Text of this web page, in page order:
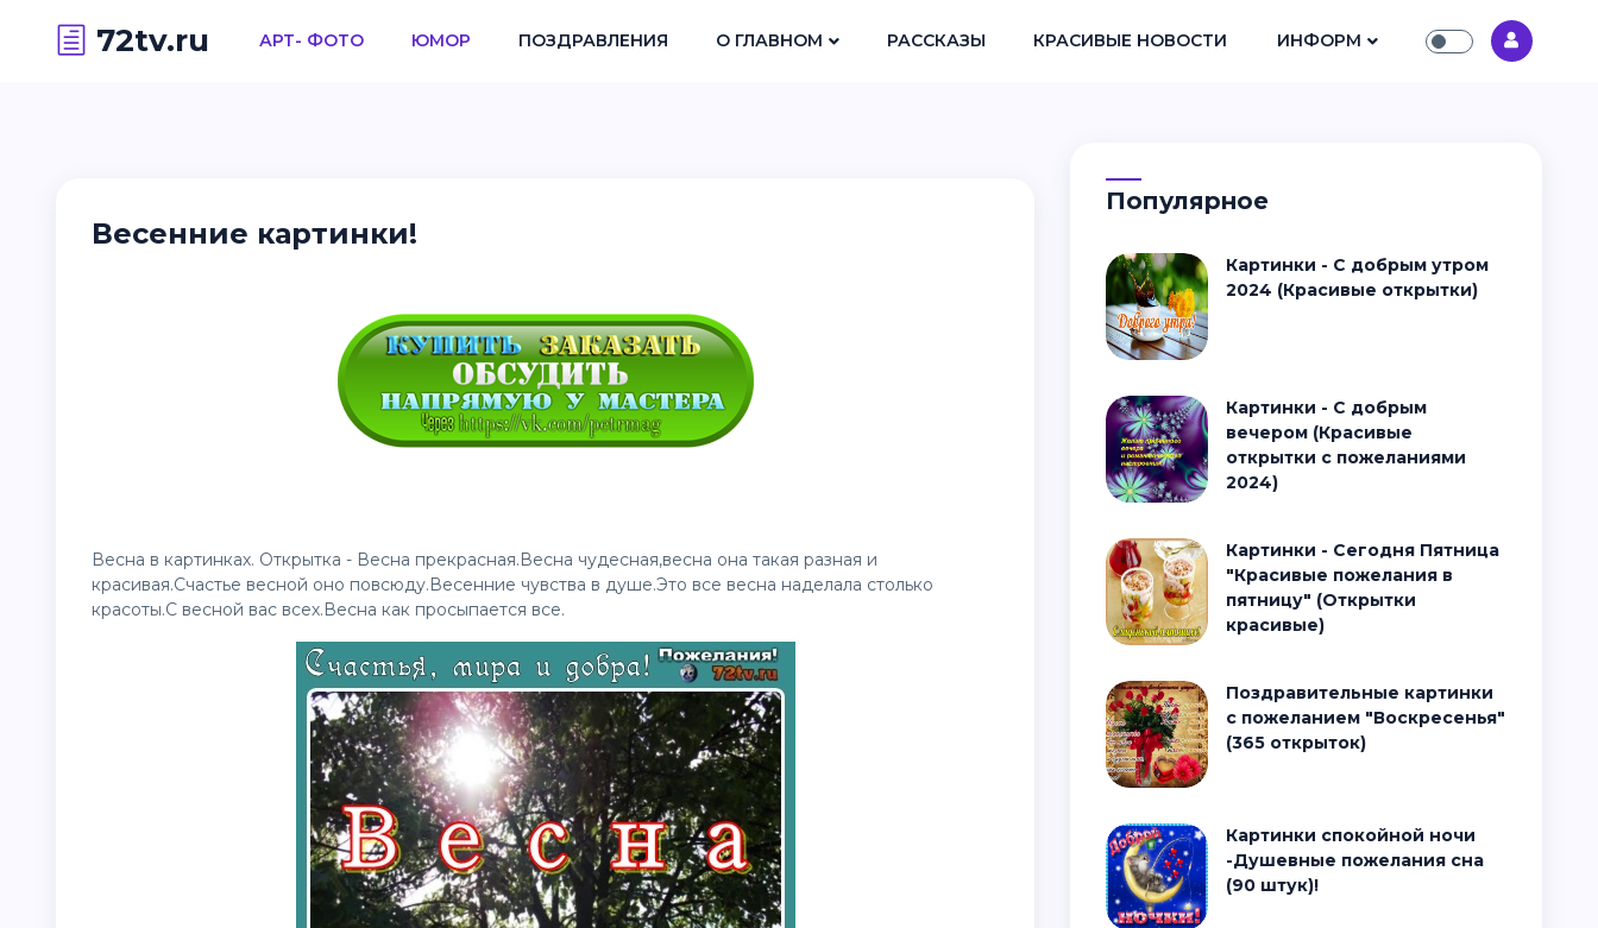
72tv.ru АРТ- ФОТО ЮМОР ПОЗДРАВЛЕНИЯ О ГЛАВНОМ РАССКАЗЫ КРАСИВЫЕ НОВОСТИ ИНФОРМ
Весенние картинки!
Весна в картинках. Открытка - Весна прекрасная.Весна чудесная,весна она такая разная и
красивая.Счастье весной оно повсюду.Весенние чувства в душе.Это все весна наделала столько
красоты.С весной вас всех.Весна как просыпается все.
Популярное
Картинки - С добрым утром
2024 (Красивые открытки)
Картинки - С добрым
вечером (Красивые
открытки с пожеланиями
2024)
Картинки - Сегодня Пятница
"Красивые пожелания в
пятницу" (Открытки
красивые)
Поздравительные картинки
с пожеланием "Воскресенья"
(365 открыток)
Картинки спокойной ночи
-Душевные пожелания сна
(90 штук)!